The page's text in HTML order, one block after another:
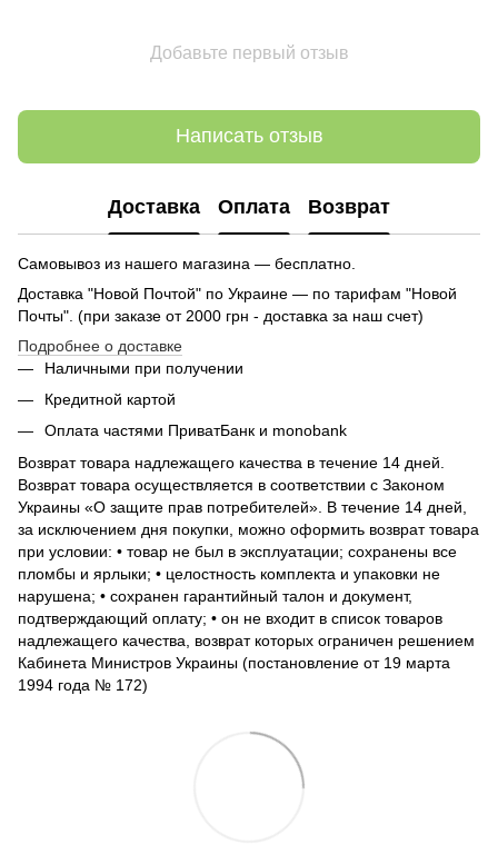
Добавьте первый отзыв
Написать отзыв
Доставка Оплата Возврат
Самовывоз из нашего магазина — бесплатно.
Доставка "Новой Почтой" по Украине — по тарифам "Новой
Почты". (при заказе от 2000 грн - доставка за наш счет)
Подробнее о доставке
Наличными при получении
Кредитной картой
Оплата частями ПриватБанк и monobank
Возврат товара надлежащего качества в течение 14 дней.
Возврат товара осуществляется в соответствии с Законом
Украины «О защите прав потребителей». В течение 14 дней,
за исключением дня покупки, можно оформить возврат товара
при условии: • товар не был в эксплуатации; сохранены все
пломбы и ярлыки; • целостность комплекта и упаковки не
нарушена; • сохранен гарантийный талон и документ,
подтверждающий оплату; • он не входит в список товаров
надлежащего качества, возврат которых ограничен решением
Кабинета Министров Украины (постановление от 19 марта
1994 года № 172)